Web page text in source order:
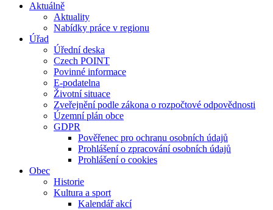
Aktuálně
Aktuality
Nabídky práce v regionu
Úřad
Úřední deska
Czech POINT
Povinné informace
E-podatelna
Životní situace
Zveřejnění podle zákona o rozpočtové odpovědnosti
Územní plán obce
GDPR
Pověřenec pro ochranu osobních údajů
Prohlášení o zpracování osobních údajů
Prohlášení o cookies
Obec
Historie
Kultura a sport
Kalendář akcí